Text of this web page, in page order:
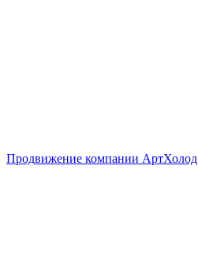
Продвижение компании АртХолод